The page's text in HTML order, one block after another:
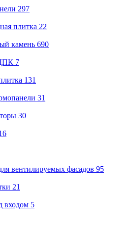
297
плитка 22
камень 690
7
131
31
30
вентилируемых фасадов 95
21
входом 5